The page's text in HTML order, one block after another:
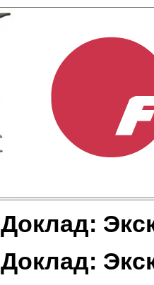
Доклад:
Доклад: